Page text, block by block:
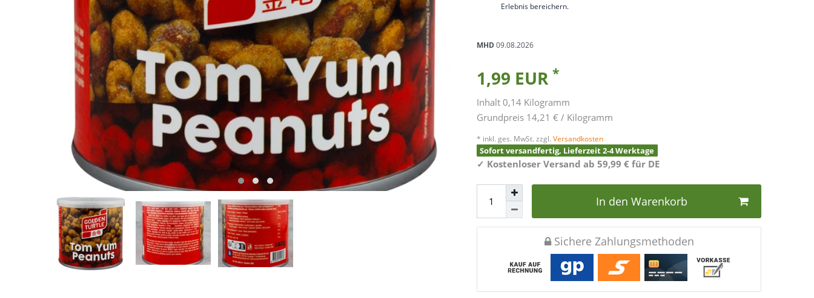
Erlebnis bereichern.
MHD09.08.2026
1,99 EUR *
Inhalt0,14 Kilogramm
Grundpreis 14,21 € / Kilogramm
* inkl. ges. MwSt. zzgl. Versandkosten
Sofort versandfertig, Lieferzeit 2-4 Werktage
✓ Kostenloser Versand ab 59,99 € für DE
In den Warenkorb
Sichere Zahlungsmethoden